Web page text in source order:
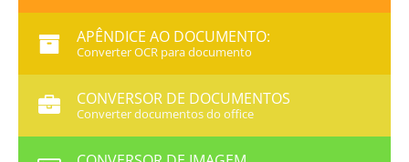
APÊNDICE AO DOCUMENTO:
Converter OCR para documento
CONVERSOR DE DOCUMENTOS
Converter documentos do office